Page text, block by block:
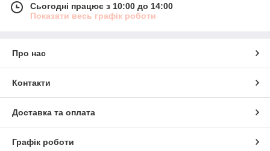
Сьогодні працює з 10:00 до 14:00
Показати весь графік роботи
Про нас
Контакти
Доставка та оплата
Графік роботи